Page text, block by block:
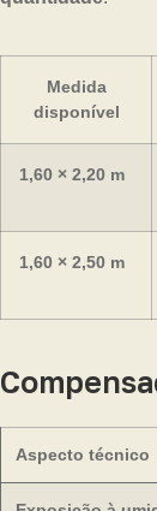
Medida
disponível
1,60 × 2,20 m
1,60 × 2,50 m
Aspecto técnico